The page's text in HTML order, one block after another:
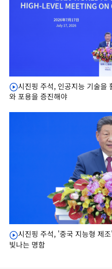
시진핑 주석, 인공지능 기술을
와 포용을 증진해야
시진핑 주석, '중국 지능형 제
빛나는 명함